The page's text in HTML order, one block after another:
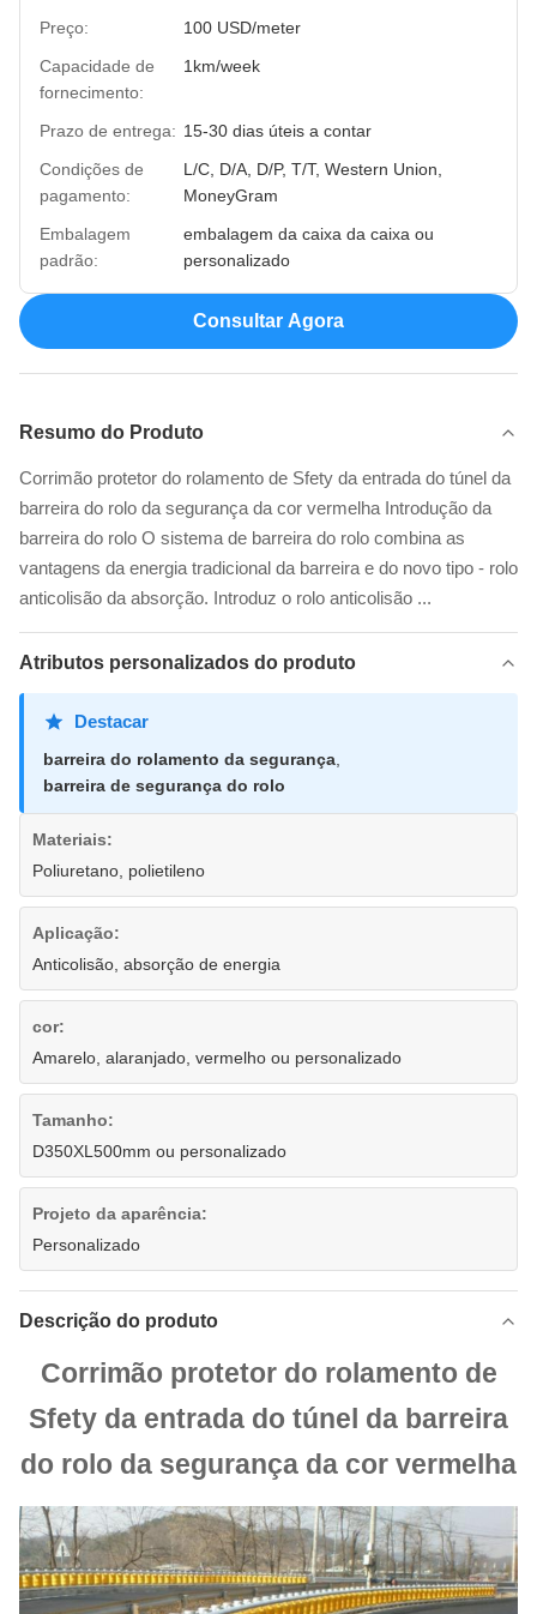
Preço:
100 USD/meter
Capacidade de
fornecimento:
1km/week
Prazo de entrega: 15-30 dias úteis a contar
Condições de
pagamento:
L/C, D/A, D/P, T/T, Western Union,
MoneyGram
Embalagem
padrão:
embalagem da caixa da caixa ou
personalizado
Consultar Agora
Resumo do Produto
Corrimão protetor do rolamento de Sfety da entrada do túnel da
barreira do rolo da segurança da cor vermelha Introdução da
barreira do rolo O sistema de barreira do rolo combina as
vantagens da energia tradicional da barreira e do novo tipo - rolo
anticolisão da absorção. Introduz o rolo anticolisão ...
Atributos personalizados do produto
Destacar
barreira do rolamento da segurança
barreira de segurança do rolo
Materiais:
Poliuretano, polietileno
Aplicação:
Anticolisão, absorção de energia
cor:
Amarelo, alaranjado, vermelho ou personalizado
Tamanho:
D350XL500mm ou personalizado
Projeto da aparência:
Personalizado
Descrição do produto
Corrimão protetor do rolamento de
Sfety da entrada do túnel da barreira
do rolo da segurança da cor vermelha